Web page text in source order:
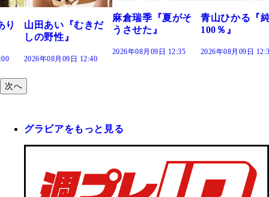
だ
麻倉瑞季『夏がそ
うさせた』
青山ひかる『純度
100％』
2026年08月09日 12:30
次へ
グラビアをもっと見る